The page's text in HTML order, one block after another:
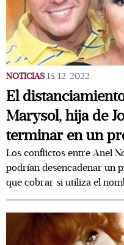
NOTICIAS 15/12/2022
El
Marysol, hija de
terminar en un
Los conflictos entre Anel
podrían desencadenar un
que cobrar si utiliza el